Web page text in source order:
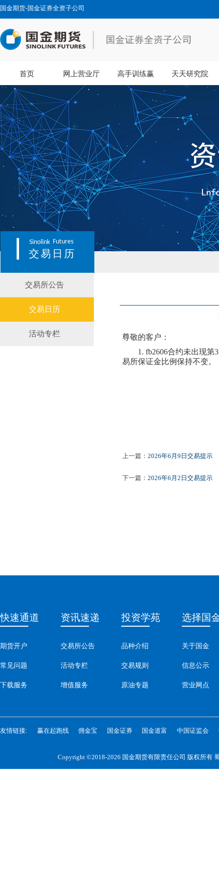
国金期货-国金证券全资子公司
首页 网上营业厅 高手训练赢 天天研究院
Sinolink Futures
交易日历
交易所公告
交易日历
活动专栏
尊敬的客户：
1. fb2606合约未出现第3
易所保证金比例保持不变。
上一篇： 2026年6月9日交易提示
下一篇： 2026年6月2日交易提示
快速通道
期货开户
常见问题
下载服务
资讯速递
交易所公告
活动专栏
增值服务
投资学苑
品种介绍
交易规则
原油专题
选择国
关于国金
信息公示
营业网点
友情链接: 赢在起跑线 佣金宝 国金证券 国金道富 中国证监会
Copyright ©2018-2026 国金期货有限责任公司 版权所有